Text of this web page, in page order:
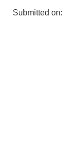
Submitted on: